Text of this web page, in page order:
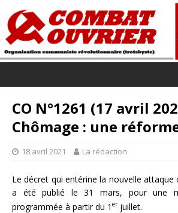
CO N°1261 (17 avril
Chômage : une
18 avril 2021 La rédaction
Le décret qui entérine la nouvelle attaque
a été publié le 31 mars, pour une
programmée à partir du 1 erjuillet.